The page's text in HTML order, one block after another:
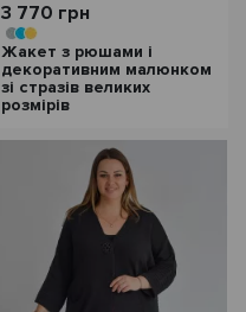
3 770 грн
Жакет з рюшами і
декоративним малюнком
зі стразів великих
розмірів